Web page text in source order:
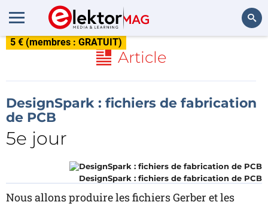
5 € (membres : GRATUIT)
Article
DesignSpark : fichiers de fabrication
de PCB
5e jour
DesignSpark : fichiers de fabrication de PCB
Nous allons produire les fichiers Gerber et les